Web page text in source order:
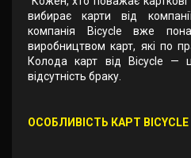
вибирає карти від
компанія Bicycle вже
виробництвом карт, які по
Колода карт від Bicycle —
відсутність браку.
ОСОБЛИВІСТЬ КАРТ BICYCLE